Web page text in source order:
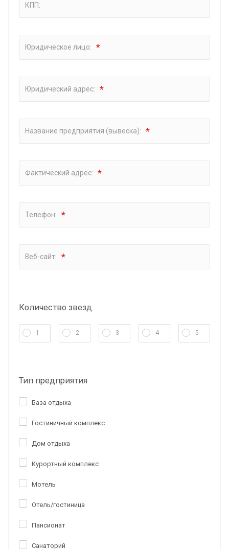
КПП:
Юридическое лицо: *
Юридический адрес: *
Название предприятия (вывеска): *
Фактический адрес: *
Телефон: *
Веб-сайт: *
Количество звезд
1 2 3 4 5
Тип предприятия
База отдыха
Гостиничный комплекс
Дом отдыха
Курортный комплекс
Мотель
Отель/гостиница
Пансионат
Санаторий